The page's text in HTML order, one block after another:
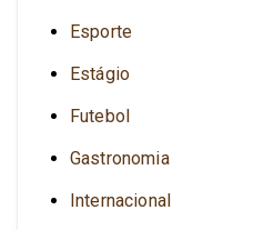
Esporte
Estágio
Futebol
Gastronomia
Internacional